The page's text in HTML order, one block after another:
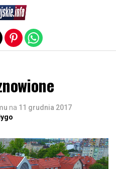
na 11 grudnia 2017
version